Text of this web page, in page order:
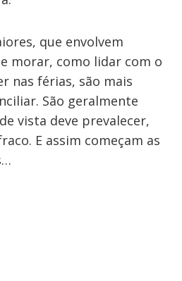
que envolvem
morar, como lidar com o
nas férias, são mais
São geralmente
vista deve prevalecer,
E assim começam as